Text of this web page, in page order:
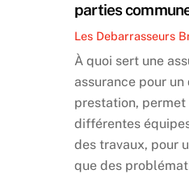
parties
Les Debarrasseurs
À quoi sert une
assurance pour
prestation, permet
différentes
des travaux, pour
que des